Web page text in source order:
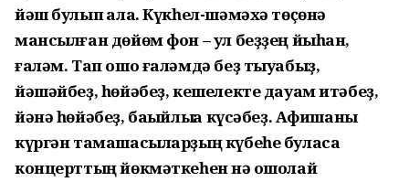
йәш булып ҡала. Күкһел-шәмәхә төҫөнә
мансылған дөйөм фон – ул беҙҙең йыһан,
ғаләм. Тап ошо ғаләмдә беҙ тыуабыҙ,
йәшәйбеҙ, һөйәбеҙ, кешелекте дауам итәбеҙ,
йәнә һөйәбеҙ, баҡыйлыҡҡа күсәбеҙ. Афишаны
күргән тамашасыларҙың күбеһе буласаҡ
концерттың йөкмәткеһен нәҡ ошолай